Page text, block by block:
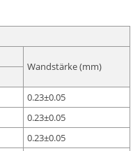
Wandstärke (mm)
0.23±0.05
0.23±0.05
0.23±0.05